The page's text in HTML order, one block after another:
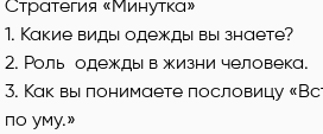
Стратегия «Минутка»
1. Какие виды одежды вы знаете?
2. Роль одежды в жизни человека.
3. Как вы понимаете пословицу
по уму.»